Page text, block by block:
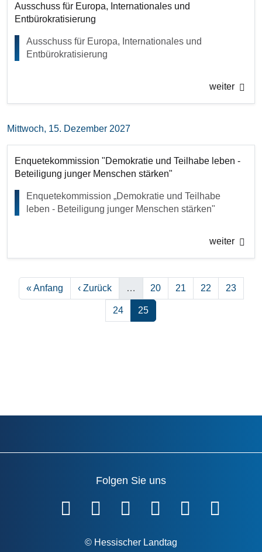
Ausschuss für Europa, Internationales und
Entbürokratisierung
Ausschuss für Europa, Internationales und
Entbürokratisierung
weiter
Mittwoch, 15. Dezember 2027
Enquetekommission "Demokratie und Teilhabe leben -
Beteiligung junger Menschen stärken"
Enquetekommission „Demokratie und Teilhabe
leben - Beteiligung junger Menschen stärken"
weiter
Erste Seite
« Anfang Vorherige Seite
‹ Zurück … Seite
20 Seite
21 Seite
22 Seite
23
Seite
24 Seite
25
Folgen Sie uns
© Hessischer Landtag